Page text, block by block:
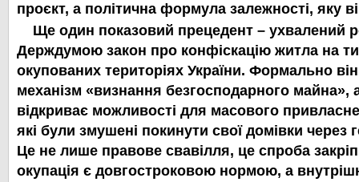
проєкт, а політична формула залежності, яку
Ще один показовий прецедент – ухвалений
Держдумою закон про конфіскацію житла на
окупованих територіях України. Формально
механізм «визнання безгосподарного майна»,
відкриває можливості для масового
які були змушені покинути свої домівки через
Це не лише правове свавілля, це спроба
окупація є довгостроковою нормою, а